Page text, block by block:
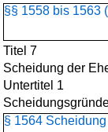
§§ 1558 bis 1563
Titel 7
Scheidung der
Untertitel 1
§ 1564